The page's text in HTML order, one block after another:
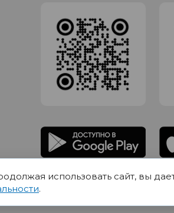
принадлежит Обществу с Ограниченной
Юр.адрес 420012 Казань переулок
использовать сайт, вы
.